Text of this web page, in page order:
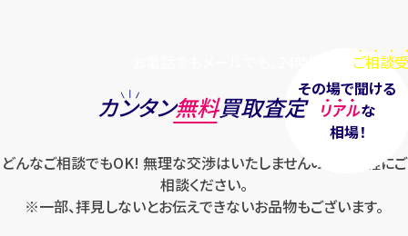
ご相談
その場で聞ける
リアルな
相場！
カンタン無料買取査定
どんなご相談でもOK! 無理な交渉はいたしませんのでお気軽にご
相談ください。
※一部、拝見しないとお伝えできないお品物もございます。